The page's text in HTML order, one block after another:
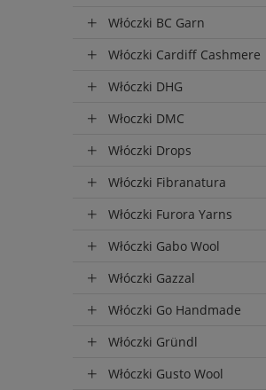
Włóczki BC Garn
Włóczki Cardiff Cashmere
Włóczki DHG
Włoczki DMC
Włóczki Drops
Włóczki Fibranatura
Włóczki Furora Yarns
Włóczki Gabo Wool
Włóczki Gazzal
Włóczki Go Handmade
Włóczki Gründl
Włóczki Gusto Wool